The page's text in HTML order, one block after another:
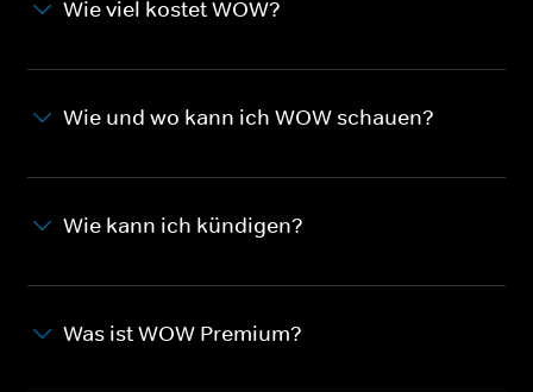
Wie viel kostet WOW?
Wie und wo kann ich WOW schauen?
Wie kann ich kündigen?
Was ist WOW Premium?